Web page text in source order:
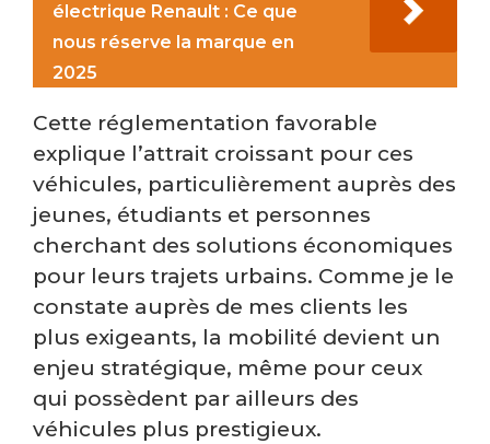
électrique Renault : Ce que
nous réserve la marque en
2025
Cette réglementation favorable
explique l’attrait croissant pour ces
véhicules, particulièrement auprès des
jeunes, étudiants et personnes
cherchant des solutions économiques
pour leurs trajets urbains. Comme je le
constate auprès de mes clients les
plus exigeants, la mobilité devient un
enjeu stratégique, même pour ceux
qui possèdent par ailleurs des
véhicules plus prestigieux.